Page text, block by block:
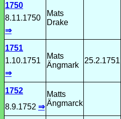
1750
8.11.1750
⇒
Mats
Drake
1751
1.10.1751
⇒
Mats
Ängmark
25.2.1751
1752
8.9.1752 ⇒
Matts
Ängmarck